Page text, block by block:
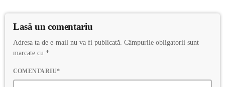
Lasă un comentariu
Adresa ta de e-mail nu va fi publicată. Câmpurile obligatorii sunt
marcate cu *
COMENTARIU*